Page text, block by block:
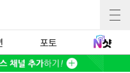
포토